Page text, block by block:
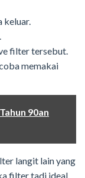
keluar.
filter tersebut.
memakai
90an
langit lain yang
filter tadi ideal